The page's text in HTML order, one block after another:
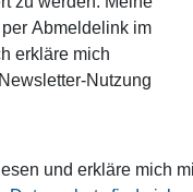
Abmeldelink im
erkläre mich
Nutzung
und erkläre mich